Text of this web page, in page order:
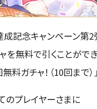
記念キャンペーン第2
を無料で引くことがで
ガチャ！（10回まで）
のプレイヤーさまに